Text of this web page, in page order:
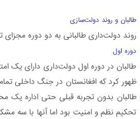
طالبان و روند دولت‌سازی
روند دولت‌داری طالبانی به دو دوره مجزای تاریخی
دوره اول
طالبان در دوره اول دولت‌داری دارای یک
ظهور کرد که افغانستان در جنگ داخلی
طالبان بدون تجربه قبلی حتی اداره یک
تحکیم نظم و امنیت بود اما آنها با سه